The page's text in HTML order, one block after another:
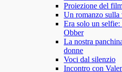
Proiezione del
Un romanzo sulla
Era solo un
Obber
La nostra
donne
Voci dal silenzio
Incontro con